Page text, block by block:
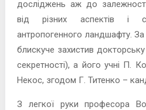
досліджень аж до
від різних аспектів і
антропогенного ландшафту.
блискуче захистив
секретності), а його учні П.
Некос, згодом Г. Титенко –
З легкої руки професора